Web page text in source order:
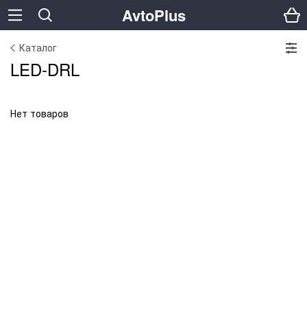
AvtoPlus
Каталог
LED-DRL
Нет товаров